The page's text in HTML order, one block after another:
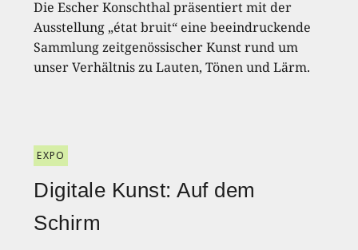
Die Escher Konschthal präsentiert mit der
Ausstellung „état bruit“ eine beeindruckende
Sammlung zeitgenössischer Kunst rund um
unser Verhältnis zu Lauten, Tönen und Lärm.
EXPO
Digitale Kunst: Auf dem
Schirm